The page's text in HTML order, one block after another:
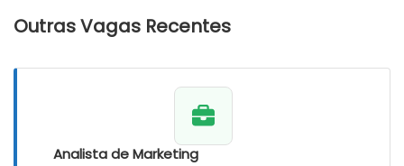
Outras Vagas Recentes
Analista de Marketing